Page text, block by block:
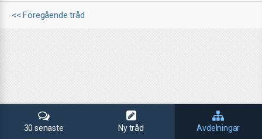
<< Föregående tråd
30 senaste Ny tråd Avdelningar